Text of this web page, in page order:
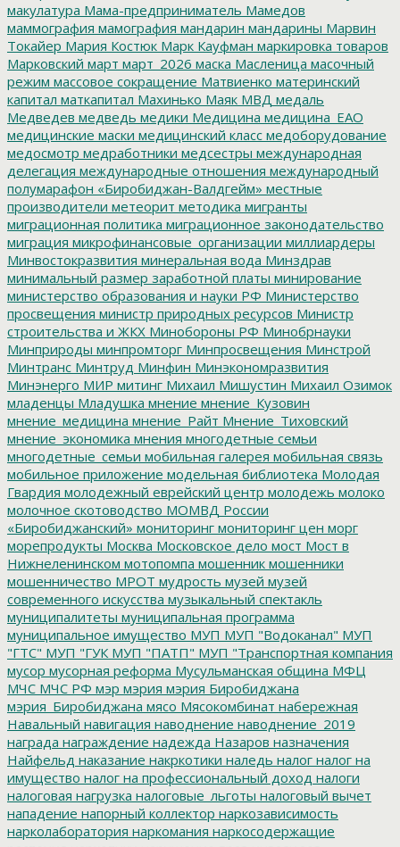
макулатура Мама-предприниматель Мамедов
маммография мамография мандарин мандарины Марвин
Токайер Мария Костюк Марк Кауфман маркировка товаров
Марковский март март_2026 маска Масленица масочный
режим массовое сокращение Матвиенко материнский
капитал маткапитал Махинько Маяк МВД медаль
Медведев медведь медики Медицина медицина_ЕАО
медицинские маски медицинский класс медоборудование
медосмотр медработники медсестры международная
делегация международные отношения международный
полумарафон «Биробиджан-Валдгейм» местные
производители метеорит методика мигранты
миграционная политика миграционное законодательство
миграция микрофинансовые_организации миллиардеры
Минвостокразвития минеральная вода Минздрав
минимальный размер заработной платы минирование
министерство образования и науки РФ Министерство
просвещения министр природных ресурсов Министр
строительства и ЖКХ Минобороны РФ Минобрнауки
Минприроды минпромторг Минпросвещения Минстрой
Минтранс Минтруд Минфин Минэкономразвития
Минэнерго МИР митинг Михаил Мишустин Михаил Озимок
младенцы Младушка мнение мнение_Кузовин
мнение_медицина мнение_Райт Мнение_Тиховский
мнение_экономика мнения многодетные семьи
многодетные_семьи мобильная галерея мобильная связь
мобильное приложение модельная библиотека Молодая
Гвардия молодежный еврейский центр молодежь молоко
молочное скотоводство МОМВД России
«Биробиджанский» мониторинг мониторинг цен морг
морепродукты Москва Московское дело мост Мост в
Нижнеленинском мотопомпа мошенник мошенники
мошенничество МРОТ мудрость музей музей
современного искусства музыкальный спектакль
муниципалитеты муниципальная программа
муниципальное имущество МУП МУП "Водоканал" МУП
"ГТС" МУП "ГУК МУП "ПАТП" МУП "Транспортная компания
мусор мусорная реформа Мусульманская община МФЦ
МЧС МЧС РФ мэр мэрия мэрия Биробиджана
мэрия_Биробиджана мясо Мясокомбинат набережная
Навальный навигация наводнение наводнение_2019
награда награждение надежда Назаров назначения
Найфельд наказание накркотики наледь налог налог на
имущество налог на профессиональный доход налоги
налоговая нагрузка налоговые_льготы налоговый вычет
нападение напорный коллектор наркозависимость
нарколаборатория наркомания наркосодержащие